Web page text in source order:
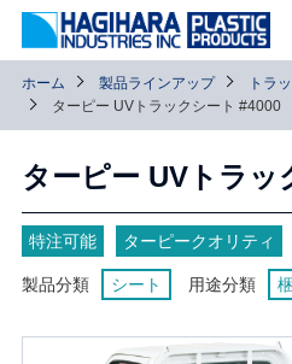
ホーム 製品ラインアップ
トラ
ターピー UVトラックシート #4000
ターピー UVトラッ
特注可能 ターピークオリティ
製品分類 シート 用途分類